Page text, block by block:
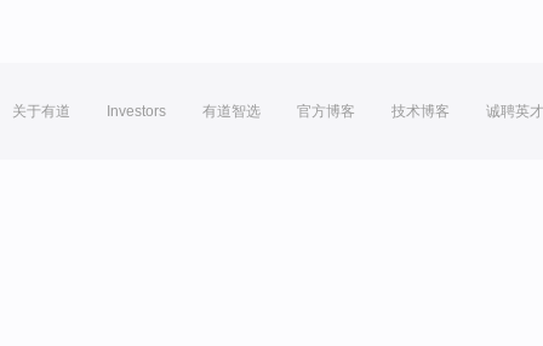
关于有道 Investors 有道智选 官方博客 技术博客 诚聘英才